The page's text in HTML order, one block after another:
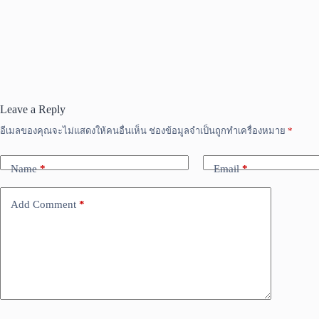
Leave a Reply
อีเมลของคุณจะไม่แสดงให้คนอื่นเห็น ช่องข้อมูลจำเป็นถูกทำเครื่องหมาย *
Name* Email*
Add Comment *